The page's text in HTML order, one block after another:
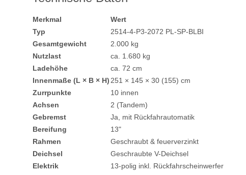
Merkmal
Wert
Typ
2514-4-P3-2072 PL-SP-BLBI
Gesamtgewicht
2.000 kg
Nutzlast
ca. 1.680 kg
Ladehöhe
ca. 72 cm
Innenmaße (L × B × H) 251 × 145 × 30 (155) cm
Zurrpunkte
10 innen
Achsen
2 (Tandem)
Gebremst
Ja, mit Rückfahrautomatik
Bereifung
13"
Rahmen
Geschraubt & feuerverzinkt
Deichsel
Geschraubte V-Deichsel
Elektrik
13-polig inkl. Rückfahrscheinwerfer